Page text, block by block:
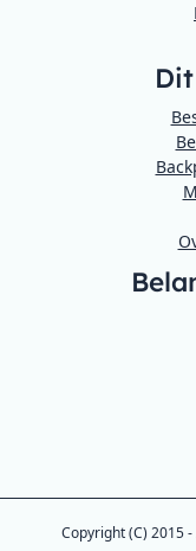
Copyright (C) 2015